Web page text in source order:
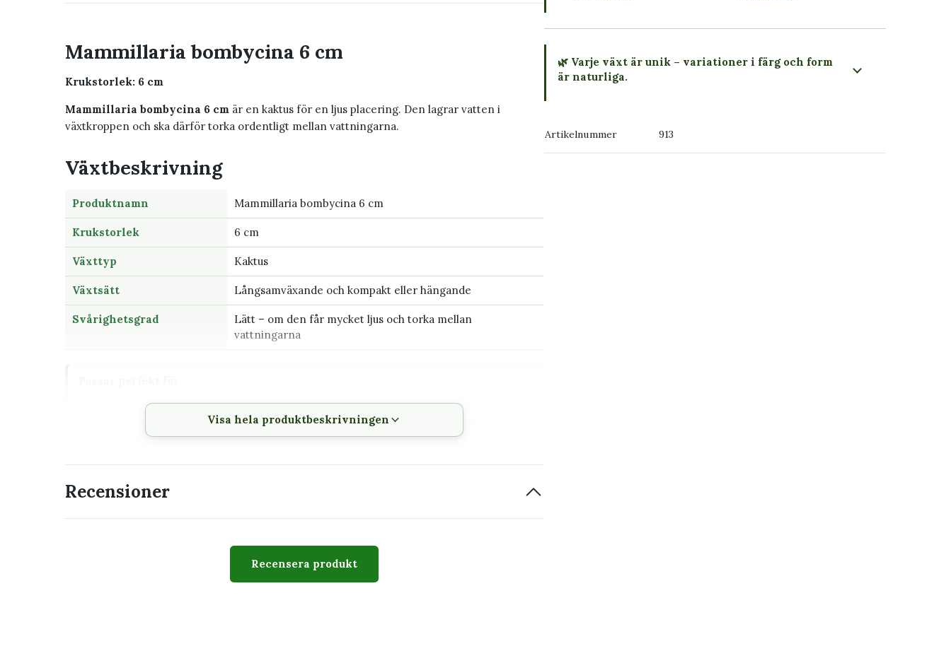
Mammillaria bombycina 6 cm
Krukstorlek: 6 cm
Mammillaria bombycina 6 cm är en kaktus för en ljus placering. Den lagrar vatten i
växtkroppen och ska därför torka ordentligt mellan vattningarna.
Växtbeskrivning
Produktnamn Mammillaria bombycina 6 cm
Krukstorlek 6 cm
Växttyp Kaktus
Växtsätt Långsamväxande och kompakt eller hängande
Svårighetsgrad
Lätt – om den får mycket ljus och torka mellan
vattningarna
Dig som vill komplettera samlingen med en växt som skiljer sig från de vanligaste
En placering där växtens behov av ljus och vattning kan följas
Mammillaria bombycina 6 cm kännetecknas av karakteristisk stamform och taggar eller hår.
Utseendet varierar naturligt mellan exemplar. Bilden visar växtens typiska karaktär, men
storlek, antal blad och växtform kan skilja sig.
Visa hela produktbeskrivningen
Recensioner
Recensera produkt
🌿 Varje växt är unik – variationer i färg och form
är naturliga.
→ Kontakta oss
Artikelnummer 913